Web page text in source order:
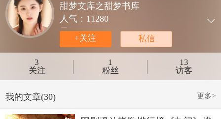
甜梦文库之甜梦书库
人气： 11280
星级：☆☆☆
积分：3096.3
最近登陆：2026-08-07 22:29

+关注 私信
3
关注
1
粉丝
13
访客
更多>
我的文章(30)